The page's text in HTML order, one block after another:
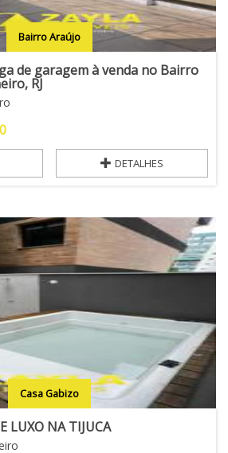
Bairro Araújo
de garagem à venda no Bairro
RJ
DETALHES
Casa Gabizo
LUXO NA TIJUCA